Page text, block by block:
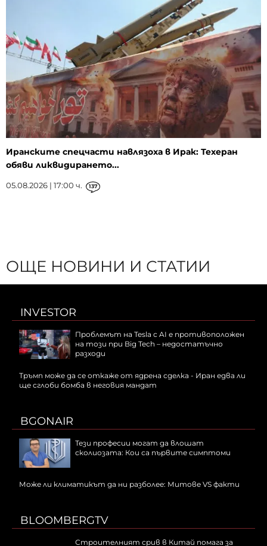
Иранските спецчасти навлязоха в Ирак: Техеран
обяви ликвидирането...
05.08.2026 | 17:00 ч. 137
ОЩЕ НОВИНИ И СТАТИИ
INVESTOR
Проблемът на Tesla с AI е противоположен
на този при Big Tech – недостатъчно
разходи
Тръмп може да се откаже от ядрена сделка - Иран едва ли
ще сглоби бомба в неговия мандат
BGONAIR
Тези професии могат да влошат
сколиозата: Кои са първите симптоми
Може ли климатикът да ни разболее: Митове VS факти
BLOOMBERGTV
Строителният срив в Китай помага за